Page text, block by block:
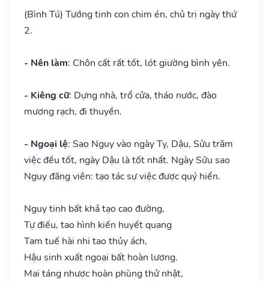
(Bình Tú) Tướng tinh con chim én, chủ trị ngày thứ
2.
- Nên làm: Chôn cất rất tốt, lót giường bình yên.
- Kiêng cữ: Dựng nhà, trổ cửa, tháo nước, đào
mương rạch, đi thuyền.
- Ngoại lệ: Sao Nguy vào ngày Tỵ, Dậu, Sửu trăm
việc đều tốt, ngày Dậu là tốt nhất. Ngày Sửu sao
Nguy đăng viên: tạo tác sự việc được quý hiển.
Nguy tinh bất khả tạo cao đường,
Tự điếu, tao hình kiến huyết quang
Tam tuế hài nhi tao thủy ách,
Hậu sinh xuất ngoại bất hoàn lương.
Mai táng nhược hoàn phùng thử nhật,